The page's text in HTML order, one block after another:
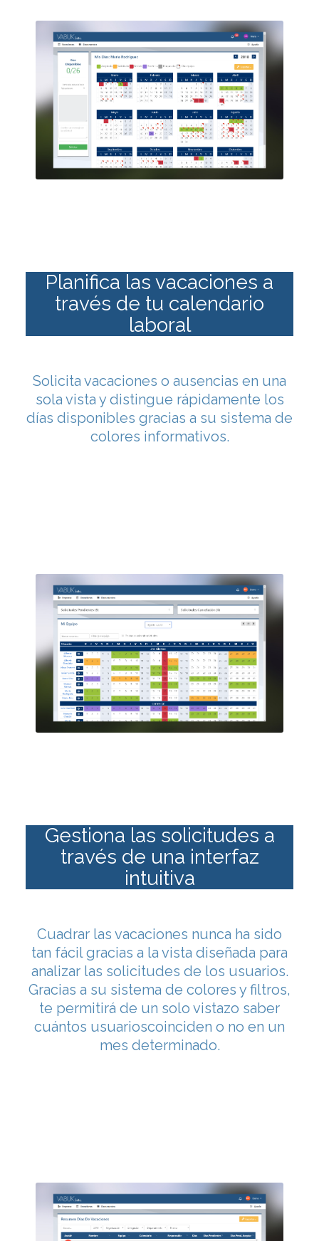
Planifica las vacaciones a
través de tu calendario
laboral
Solicita vacaciones o ausencias en una
sola vista y distingue rápidamente los
días disponibles gracias a su sistema de
colores informativos.
Gestiona las solicitudes a
través de una interfaz
intuitiva
Cuadrar las vacaciones nunca ha sido
tan fácil gracias a la vista diseñada para
analizar las solicitudes de los usuarios.
Gracias a su sistema de colores y filtros,
te permitirá de un solo vistazo saber
cuántos usuarioscoinciden o no en un
mes determinado.